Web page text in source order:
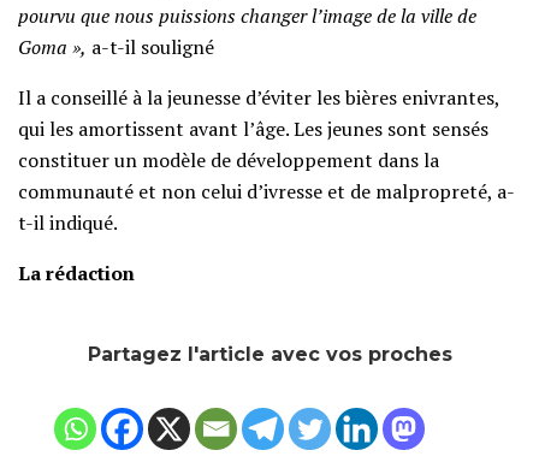
pourvu que nous puissions changer l’image de la ville de
Goma », a-t-il souligné
Il a conseillé à la jeunesse d’éviter les bières enivrantes,
qui les amortissent avant l’âge. Les jeunes sont sensés
constituer un modèle de développement dans la
communauté et non celui d’ivresse et de malpropreté, a-
t-il indiqué.
La rédaction
Partagez l'article avec vos proches